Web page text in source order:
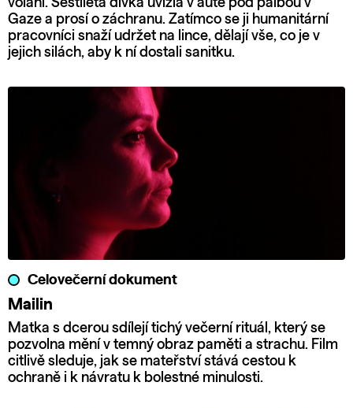
volání. Šestiletá dívka uvízla v autě pod palbou v
Gaze a prosí o záchranu. Zatímco se ji humanitární
pracovníci snaží udržet na lince, dělají vše, co je v
jejich silách, aby k ní dostali sanitku.
Celovečerní dokument
Mailin
Matka s dcerou sdílejí tichý večerní rituál, který se
pozvolna mění v temný obraz paměti a strachu. Film
citlivě sleduje, jak se mateřství stává cestou k
ochraně i k návratu k bolestné minulosti.